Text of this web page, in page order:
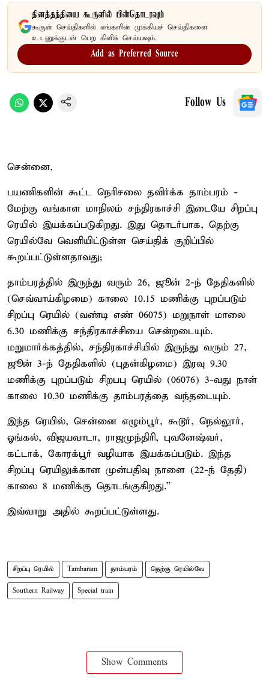
தினத்தந்தியை கூகுளில் பின்தொடரவும்
கூகுள் செய்திகளில் எங்களின் முக்கியச் செய்திகளை
உடனுக்குடன் பெற கிளிக் செய்யவும்.
Add as Preferred Source
Follow Us
சென்னை,
பயணிகளின் கூட்ட நெரிசலை தவிர்க்க தாம்பரம் -
மேற்கு வங்காள மாநிலம் சந்திரகாச்சி இடையே சிறப்பு
ரெயில் இயக்கப்படுகிறது. இது தொடர்பாக, தெற்கு
ரெயில்வே வெளியிட்டுள்ள செய்திக் குறிப்பில்
கூறப்பட்டுள்ளதாவது;
தாம்பரத்தில் இருந்து வரும் 26, ஜூன் 2-ந் தேதிகளில்
(செவ்வாய்கிழமை) காலை 10.15 மணிக்கு புறப்படும்
சிறப்பு ரெயில் (வண்டி எண் 06075) மறுநாள் மாலை
6.30 மணிக்கு சந்திரகாச்சியை சென்றடையும்.
மறுமார்க்கத்தில், சந்திரகாச்சியில் இருந்து வரும் 27,
ஜூன் 3-ந் தேதிகளில் (புதன்கிழமை) இரவு 9.30
மணிக்கு புறப்படும் சிறபபு ரெயில் (06076) 3-வது நாள்
காலை 10.30 மணிக்கு தாம்பரத்தை வந்தடையும்.
இந்த ரெயில், சென்னை எழும்பூர், கூடூர், நெல்லூர்,
ஓங்கல், விஜயவாடா, ராஜமுந்திரி, புவனேஷ்வர்,
கட்டாக், கோரக்பூர் வழியாக இயக்கப்படும். இந்த
சிறப்பு ரெயிலுக்கான முன்பதிவு நாளை (22-ந் தேதி)
காலை 8 மணிக்கு தொடங்குகிறது.”
இவ்வாறு அதில் கூறப்பட்டுள்ளது.
சிறப்பு ரெயில் Tambaram தாம்பரம் தெற்கு ரெயில்வே
Southern Railway Special train
Show Comments